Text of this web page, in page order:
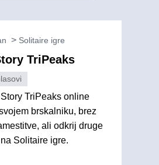
Solitaire igre
TriPeaks
TriPeaks online
brskalniku, brez
ali odkrij druge
Solitaire igre.